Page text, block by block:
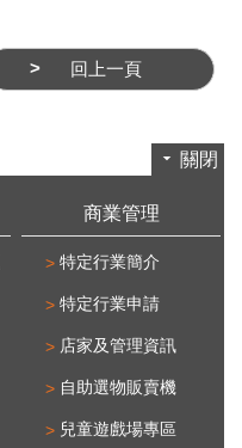
回上一頁
關閉
商業管理
特定行業簡介
特定行業申請
店家及管理資訊
自助選物販賣機
兒童遊戲場專區